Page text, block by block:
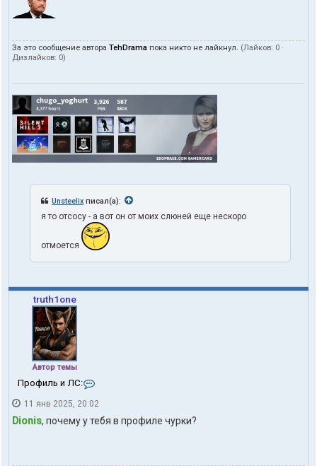
За это сообщение автора TehDrama пока никто не лайкнул. (Лайков: 0 ·
Дизлайков: 0)
Unsteelix писал(а):
я то отсосу - а вот он от моих слюней еще нескоро
отмоется
truth1one
Автор темы
Профиль и ЛС:
н
т
а
11 янв 2025, 20:02
Dionis, почему у тебя в профиле чурки?